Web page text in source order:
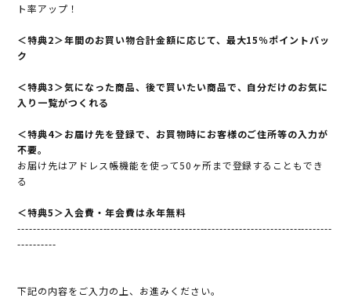
ト率アップ！
＜特典2＞年間のお買い物合計金額に応じて、最大15％ポイントバッ
ク
＜特典3＞気になった商品、後で買いたい商品で、自分だけのお気に
入り一覧がつくれる
＜特典4＞お届け先を登録で、お買物時にお客様のご住所等の入力が
不要。
お届け先はアドレス帳機能を使って50ヶ所まで登録することもでき
る
＜特典5＞入会費・年会費は永年無料
---------------------------------------------------------------------------------
----------
下記の内容をご入力の上、お進みください。